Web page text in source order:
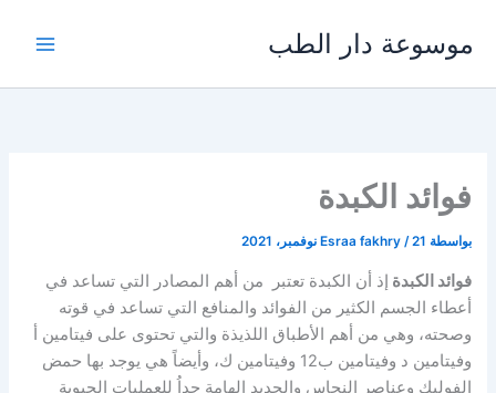
المحتوى
موسوعة دار الطب
فوائد الكبدة
بواسطة Esraa fakhry /21 نوفمبر، 2021
فوائد الكبدة إذ أن الكبدة تعتبر من أهم المصادر التي تساعد في
أعطاء الجسم الكثير من الفوائد والمنافع التي تساعد في قوته
وصحته، وهي من أهم الأطباق اللذيذة والتي تحتوى على فيتامين أ
وفيتامين د وفيتامين ب12 وفيتامين ك، وأيضاً هي يوجد بها حمض
الفوليك وعناصر النحاس والحديد الهامة جداُ للعمليات الحيوية